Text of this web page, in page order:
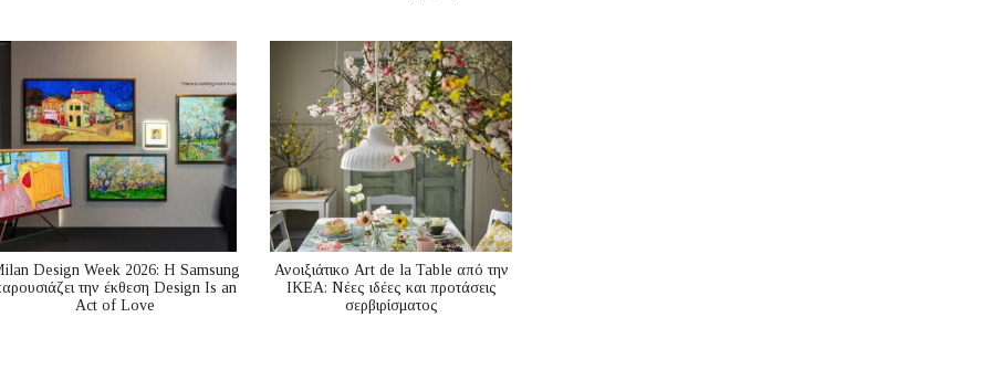
Design Week 2026: Η Samsung
την έκθεση Design Is an
Act of Love
Ανοιξιάτικο Art de la Table από την
ΙΚΕΑ: Νέες ιδέες και προτάσεις
σερβιρίσματος